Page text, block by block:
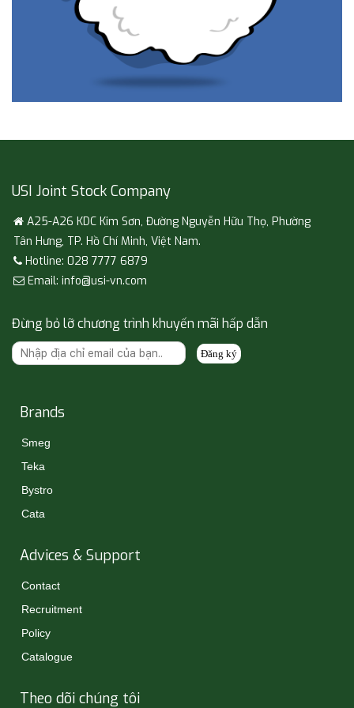
USI Joint Stock Company
A25-A26 KDC Kim Sơn, Đường Nguyễn Hữu Thọ, Phường
Tân Hưng, TP. Hồ Chí Minh, Việt Nam.
Hotline: 028 7777 6879
Email: info@usi-vn.com
Đừng bỏ lỡ chương trình khuyến mãi hấp dẫn
Đăng ký
Brands
Smeg
Teka
Bystro
Cata
Advices & Support
Contact
Recruitment
Policy
Catalogue
Theo dõi chúng tôi